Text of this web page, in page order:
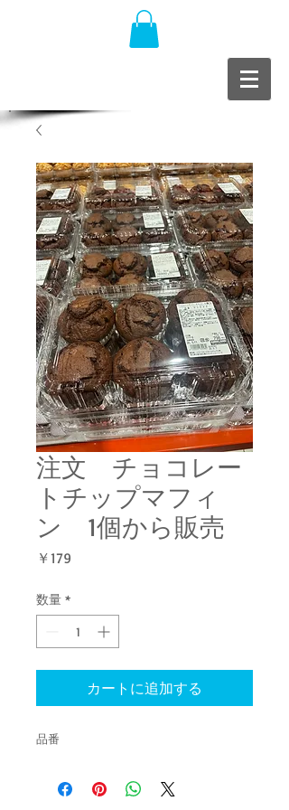
注文 チョコレー
トチップマフィ
ン 1個から販売
￥179
数量 *
カートに追加する
品番